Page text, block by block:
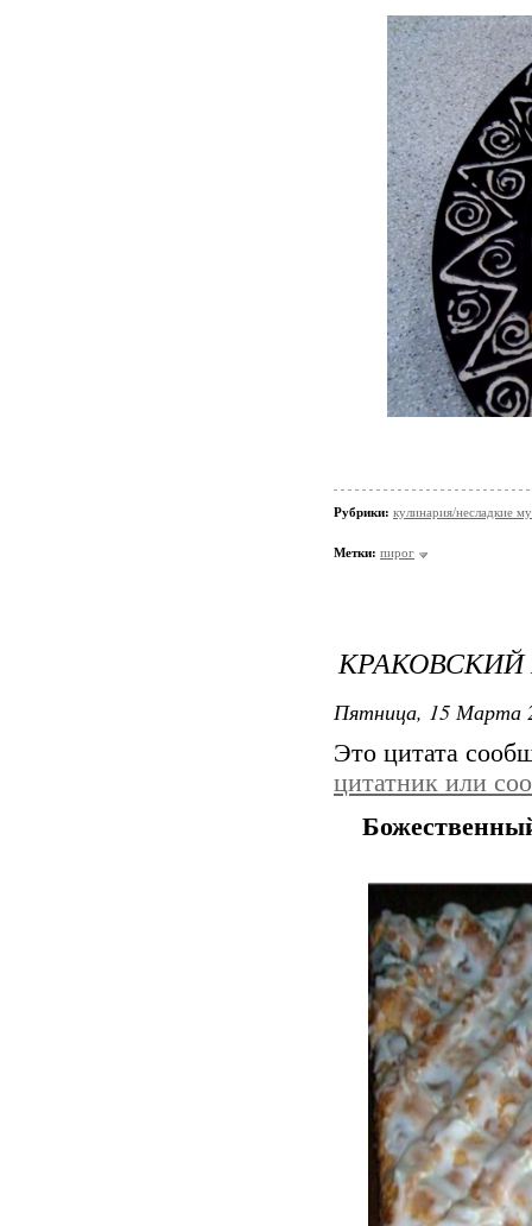
Рубрики: кулинария/несладкие
Метки: пирог
Пятница, 15 Марта
Это цитата
цитатник или